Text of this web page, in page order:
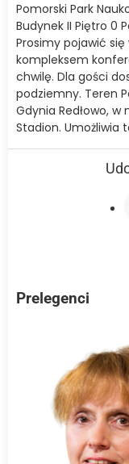
Pomorski Park
Budynek II Piętro 0
Prosimy pojawić się
kompleksem
chwilę. Dla gości
podziemny. Teren
Gdynia Redłowo, w
Stadion. Umożliwia
Prelegenci